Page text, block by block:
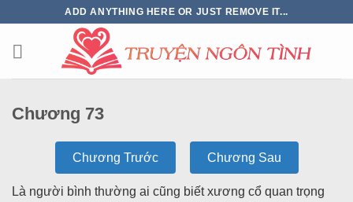
ADD ANYTHING HERE OR JUST REMOVE IT...
Chương 73
Chương Trước Chương Sau
Là người bình thường ai cũng biết xương cổ quan trọng